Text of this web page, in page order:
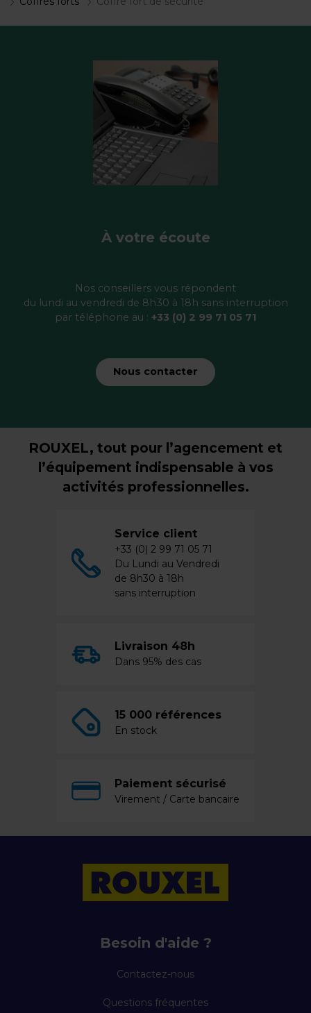
À votre écoute
Nos conseillers vous répondent
du lundi au vendredi de 8h30 à 18h sans interruption
par téléphone au : +33 (0) 2 99 71 05 71
Nous contacter
ROUXEL, tout pour l’agencement et
l’équipement indispensable à vos
activités professionnelles.
Service client
+33 (0) 2 99 71 05 71
Du Lundi au Vendredi
de 8h30 à 18h
sans interruption
Livraison 48h
Dans 95% des cas
15 000 références
En stock
Paiement sécurisé
Virement / Carte bancaire
Besoin d'aide ?
Contactez-nous
Questions fréquentes